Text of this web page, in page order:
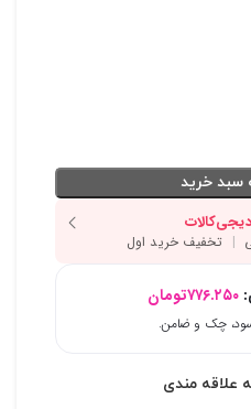
سبد خرید
۷۷۶.۲۵۰تومان
علاقه مندی